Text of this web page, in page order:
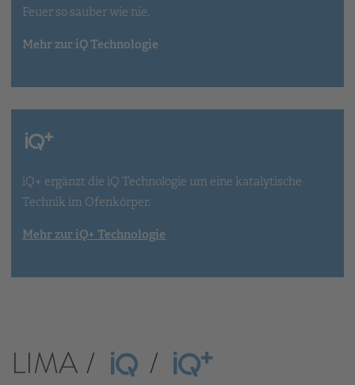
Feuer so sauber wie nie.
Mehr zur iQ Technologie
iQ+ ergänzt die iQ Technologie um eine katalytische
Technik im Ofenkörper.
Mehr zur iQ+ Technologie
LIMA